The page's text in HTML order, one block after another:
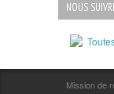
NOUS
Mission de